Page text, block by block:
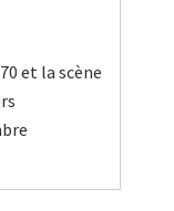
et la scène